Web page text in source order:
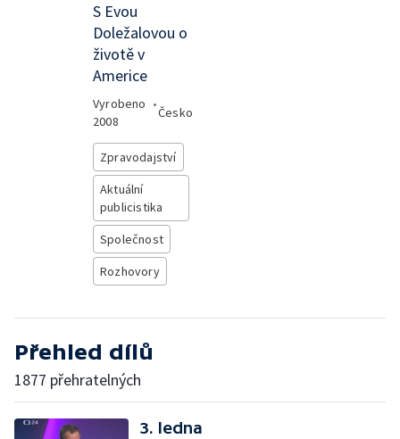
S Evou
Doležalovou o
životě v
Americe
Vyrobeno
2008
•
Česko
Zpravodajství
Aktuální
publicistika
Společnost
Rozhovory
Přehled dílů
1877 přehratelných
3. ledna